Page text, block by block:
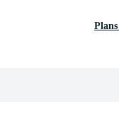
Plans